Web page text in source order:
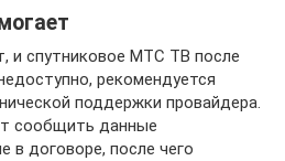
и спутниковое МТС ТВ после
рекомендуется
поддержки провайдера.
сообщить данные
в договоре, после чего